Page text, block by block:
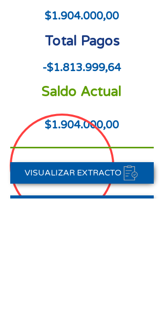
$1.904.000,00
Total Pagos
-$1.813.999,64
Saldo Actual
$1.904.000,00
VISUALIZAR EXTRACTO